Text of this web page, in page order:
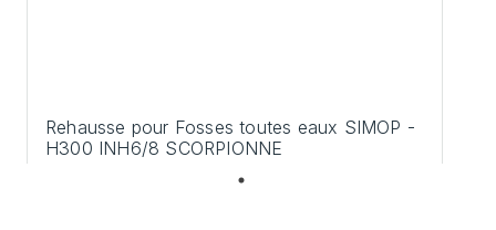
Rehausse pour Fosses toutes eaux SIMOP -
H300 INH6/8 SCORPIONNE